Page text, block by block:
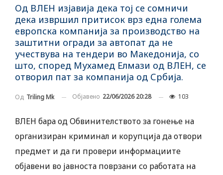
Од ВЛЕН изјавија дека тој се сомничи
дека извршил притисок врз една голема
европска компанија за производство на
заштитни огради за автопат да не
учествува на тендери во Македонија, со
што, според Мухамед Елмази од ВЛЕН, се
отворил пат за компанија од Србија.
Од Triling Mk Објавено 22/06/2026 20:28 103
ВЛЕН бара од Обвинителството за гонење на
организиран криминал и корупција да отвори
предмет и да ги провери информациите
објавени во јавноста поврзани со работата на